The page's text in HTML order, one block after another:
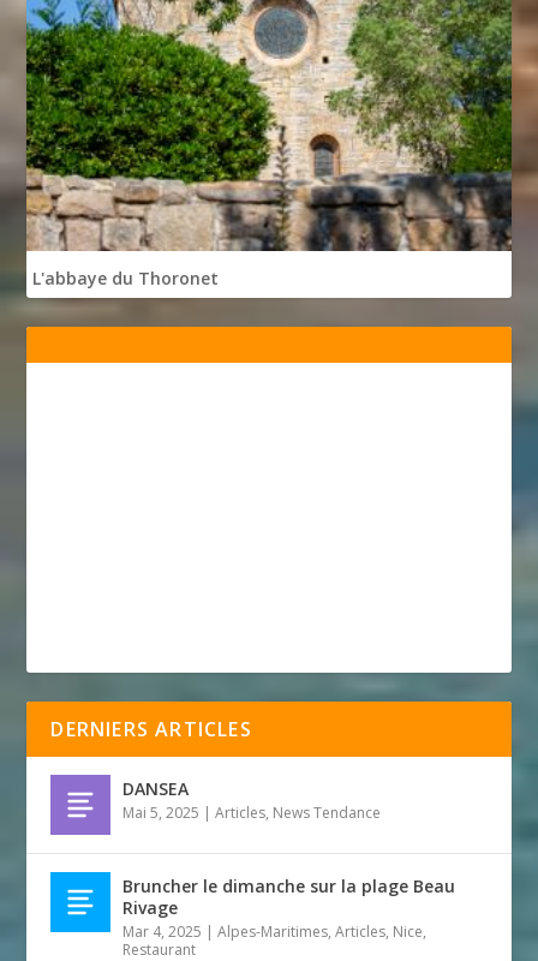
L'abbaye du Thoronet
DERNIERS ARTICLES
DANSEA
Mai 5, 2025 |Articles, News Tendance
Bruncher le dimanche sur la plage Beau
Rivage
Mar 4, 2025 |Alpes-Maritimes,Articles, Nice,
Restaurant